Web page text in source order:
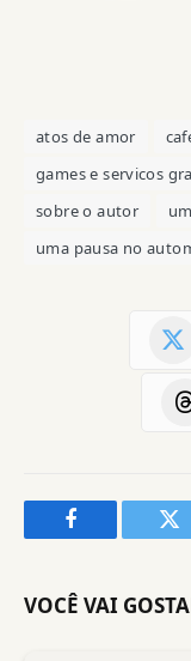
atos de amor
games e servicos
sobre o autor
uma pausa no
Facebook
VOCÊ VAI